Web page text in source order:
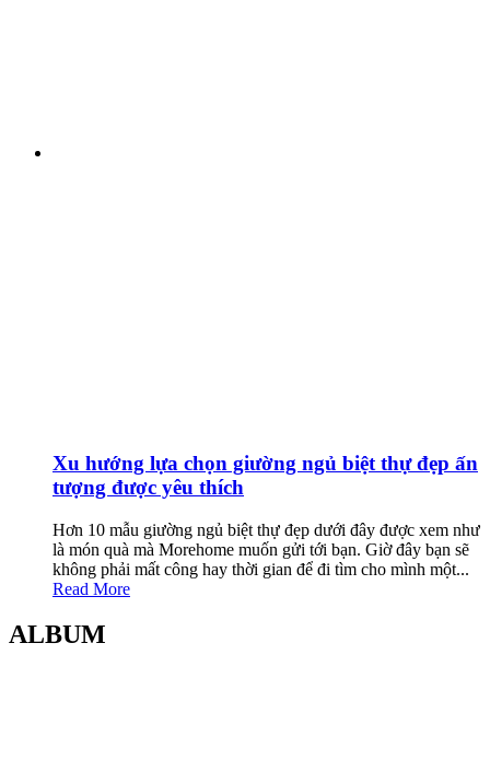
Xu hướng lựa chọn giường ngủ biệt thự đẹp ấn
tượng được yêu thích
Hơn 10 mẫu giường ngủ biệt thự đẹp dưới đây được xem như
là món quà mà Morehome muốn gửi tới bạn. Giờ đây bạn sẽ
không phải mất công hay thời gian để đi tìm cho mình một...
Read More
ALBUM